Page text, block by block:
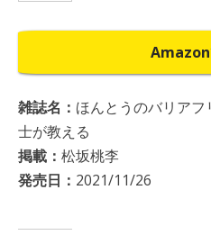
Amazon
雑誌名： ほんとうのバリア
士が教える
掲載： 松坂桃李
発売日： 2021/11/26